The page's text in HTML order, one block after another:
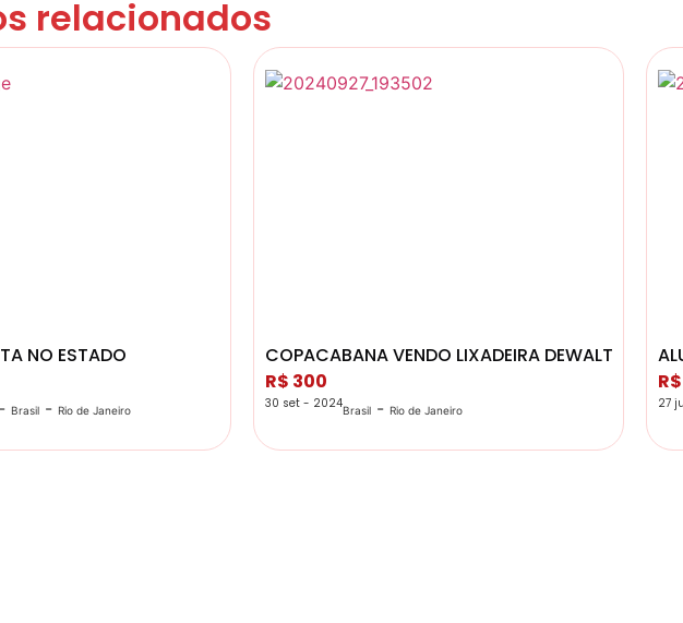
relacionados
NO ESTADO
- Brasil - Rio de Janeiro
COPACABANA VENDO LIXADEIRA DEWALT 110V
R$ 300
30 set - 2024Brasil - Rio de Janeiro 27